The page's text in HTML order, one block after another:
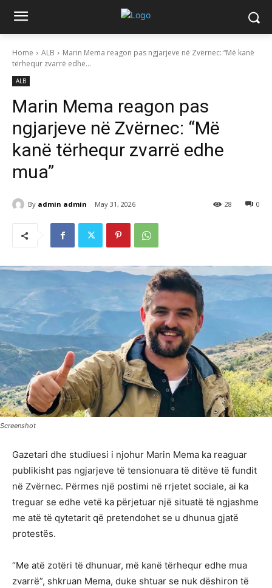
Home ALB
Marin Mema reagon pas ngjarjeve në Zvërnec: “Më kanë
tërhequr zvarrë edhe...
ALB
Marin Mema reagon pas
ngjarjeve në Zvërnec: “Më
kanë tërhequr zvarrë edhe
mua”
By admin admin May 31, 2026 0
28
Screenshot
Gazetari dhe studiuesi i njohur Marin Mema ka reaguar
publikisht pas ngjarjeve të tensionuara të ditëve të fundit
në Zvërnec. Përmes një postimi në rrjetet sociale, ai ka
treguar se edhe vetë ka përjetuar një situatë të ngjashme
me atë të qytetarit që pretendohet se u dhunua gjatë
protestës.
“Me atë zotëri të dhunuar, më kanë tërhequr edhe mua
zvarrë”, shkruan Mema, duke shtuar se nuk dëshiron të